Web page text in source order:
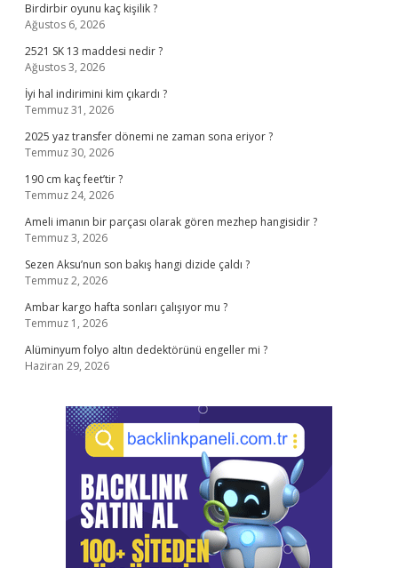
Birdirbir oyunu kaç kişilik ?
Ağustos 6, 2026
2521 SK 13 maddesi nedir ?
Ağustos 3, 2026
İyi hal indirimini kim çıkardı ?
Temmuz 31, 2026
2025 yaz transfer dönemi ne zaman sona eriyor ?
Temmuz 30, 2026
190 cm kaç feet’tir ?
Temmuz 24, 2026
Ameli imanın bir parçası olarak gören mezhep hangisidir ?
Temmuz 3, 2026
Sezen Aksu’nun son bakış hangi dizide çaldı ?
Temmuz 2, 2026
Ambar kargo hafta sonları çalışıyor mu ?
Temmuz 1, 2026
Alüminyum folyo altın dedektörünü engeller mi ?
Haziran 29, 2026